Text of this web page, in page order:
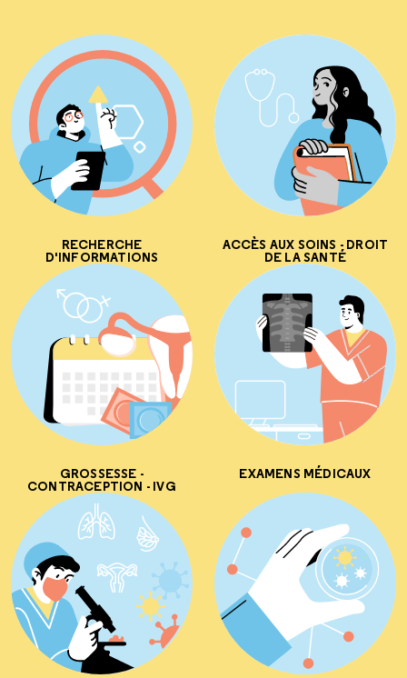
RECHERCHE
D'INFORMATIONS
ACCÈS AUX SOINS - DROIT
DE LA SANTÉ
GROSSESSE -
CONTRACEPTION - IVG
EXAMENS MÉDICAUX